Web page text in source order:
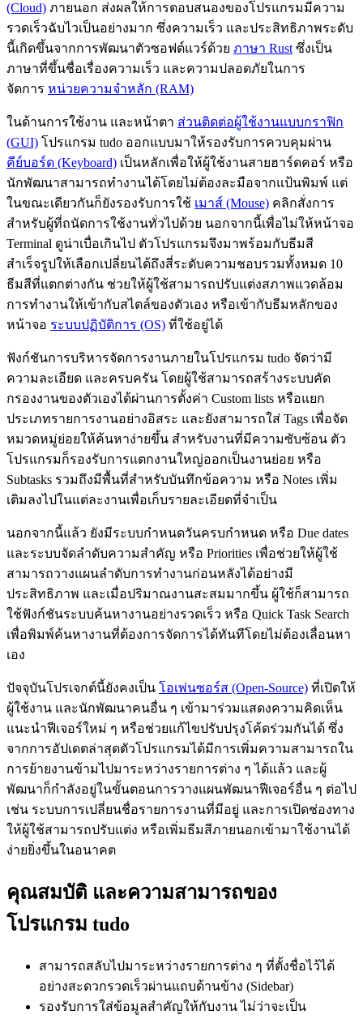
(Cloud) ภายนอก ส่งผลให้การตอบสนองของโปรแกรมมีความ
รวดเร็วฉับไวเป็นอย่างมาก ซึ่งความเร็ว และประสิทธิภาพระดับ
นี้เกิดขึ้นจากการพัฒนาตัวซอฟต์แวร์ด้วย ภาษา Rust ซึ่งเป็น
ภาษาที่ขึ้นชื่อเรื่องความเร็ว และความปลอดภัยในการ
จัดการ หน่วยความจำหลัก (RAM)
ในด้านการใช้งาน และหน้าตา ส่วนติดต่อผู้ใช้งานแบบกราฟิก
(GUI) โปรแกรม tudo ออกแบบมาให้รองรับการควบคุมผ่าน
คีย์บอร์ด (Keyboard) เป็นหลักเพื่อให้ผู้ใช้งานสายฮาร์ดคอร์ หรือ
นักพัฒนาสามารถทำงานได้โดยไม่ต้องละมือจากแป้นพิมพ์ แต่
ในขณะเดียวกันก็ยังรองรับการใช้ เมาส์ (Mouse) คลิกสั่งการ
สำหรับผู้ที่ถนัดการใช้งานทั่วไปด้วย นอกจากนี้เพื่อไม่ให้หน้าจอ
Terminal ดูน่าเบื่อเกินไป ตัวโปรแกรมจึงมาพร้อมกับธีมสี
สำเร็จรูปให้เลือกเปลี่ยนได้ถึงสี่ระดับความชอบรวมทั้งหมด 10
ธีมสีที่แตกต่างกัน ช่วยให้ผู้ใช้สามารถปรับแต่งสภาพแวดล้อม
การทำงานให้เข้ากับสไตล์ของตัวเอง หรือเข้ากับธีมหลักของ
หน้าจอ ระบบปฏิบัติการ (OS) ที่ใช้อยู่ได้
ฟังก์ชันการบริหารจัดการงานภายในโปรแกรม tudo จัดว่ามี
ความละเอียด และครบครัน โดยผู้ใช้สามารถสร้างระบบคัด
กรองงานของตัวเองได้ผ่านการตั้งค่า Custom lists หรือแยก
ประเภทรายการงานอย่างอิสระ และยังสามารถใส่ Tags เพื่อจัด
หมวดหมู่ย่อยให้ค้นหาง่ายขึ้น สำหรับงานที่มีความซับซ้อน ตัว
โปรแกรมก็รองรับการแตกงานใหญ่ออกเป็นงานย่อย หรือ
Subtasks รวมถึงมีพื้นที่สำหรับบันทึกข้อความ หรือ Notes เพิ่ม
เติมลงไปในแต่ละงานเพื่อเก็บรายละเอียดที่จำเป็น
นอกจากนี้แล้ว ยังมีระบบกำหนดวันครบกำหนด หรือ Due dates
และระบบจัดลำดับความสำคัญ หรือ Priorities เพื่อช่วยให้ผู้ใช้
สามารถวางแผนลำดับการทำงานก่อนหลังได้อย่างมี
ประสิทธิภาพ และเมื่อปริมาณงานสะสมมากขึ้น ผู้ใช้ก็สามารถ
ใช้ฟังก์ชันระบบค้นหางานอย่างรวดเร็ว หรือ Quick Task Search
เพื่อพิมพ์ค้นหางานที่ต้องการจัดการได้ทันทีโดยไม่ต้องเลื่อนหา
เอง
ปัจจุบันโปรเจกต์นี้ยังคงเป็น โอเพ่นซอร์ส (Open-Source) ที่เปิดให้
ผู้ใช้งาน และนักพัฒนาคนอื่น ๆ เข้ามาร่วมแสดงความคิดเห็น
แนะนำฟีเจอร์ใหม่ ๆ หรือช่วยแก้ไขปรับปรุงโค้ดร่วมกันได้ ซึ่ง
จากการอัปเดตล่าสุดตัวโปรแกรมได้มีการเพิ่มความสามารถใน
การย้ายงานข้ามไปมาระหว่างรายการต่าง ๆ ได้แล้ว และผู้
พัฒนาก็กำลังอยู่ในขั้นตอนการวางแผนพัฒนาฟีเจอร์อื่น ๆ ต่อไป
เช่น ระบบการเปลี่ยนชื่อรายการงานที่มีอยู่ และการเปิดช่องทาง
ให้ผู้ใช้สามารถปรับแต่ง หรือเพิ่มธีมสีภายนอกเข้ามาใช้งานได้
ง่ายยิ่งขึ้นในอนาคต
คุณสมบัติ และความสามารถของ
โปรแกรม tudo
สามารถสลับไปมาระหว่างรายการต่าง ๆ ที่ตั้งชื่อไว้ได้
อย่างสะดวกรวดเร็วผ่านแถบด้านข้าง (Sidebar)
รองรับการใส่ข้อมูลสำคัญให้กับงาน ไม่ว่าจะเป็น